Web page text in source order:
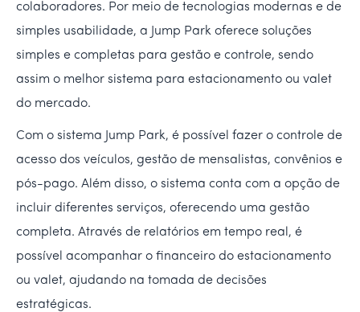
colaboradores. Por meio de tecnologias modernas e de
simples usabilidade, a Jump Park oferece soluções
simples e completas para gestão e controle, sendo
assim o melhor sistema para estacionamento ou valet
do mercado.
Com o sistema Jump Park, é possível fazer o controle de
acesso dos veículos, gestão de mensalistas, convênios e
pós-pago. Além disso, o sistema conta com a opção de
incluir diferentes serviços, oferecendo uma gestão
completa. Através de relatórios em tempo real, é
possível acompanhar o financeiro do estacionamento
ou valet, ajudando na tomada de decisões
estratégicas.